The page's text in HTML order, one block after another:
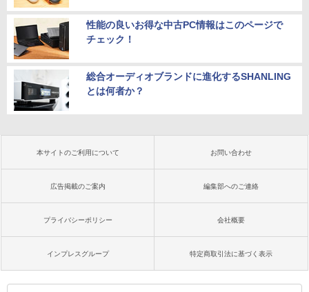
性能の良いお得な中古PC情報はこのページで
チェック！
総合オーディオブランドに進化するSHANLING
とは何者か？
本サイトのご利用について お問い合わせ
広告掲載のご案内 編集部へのご連絡
プライバシーポリシー 会社概要
インプレスグループ 特定商取引法に基づく表示